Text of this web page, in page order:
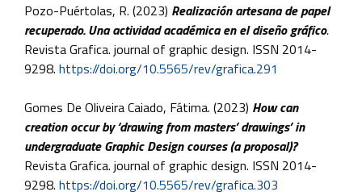
Pozo-Puértolas, R. (2023) Realización artesana de papel
recuperado. Una actividad académica en el diseño gráfico.
Revista Grafica. journal of graphic design. ISSN 2014-
9298. https://doi.org/10.5565/rev/grafica.291
Gomes De Oliveira Caiado, Fátima. (2023) How can
creation occur by ‘drawing from masters’ drawings’ in
undergraduate Graphic Design courses (a proposal)?
Revista Grafica. journal of graphic design. ISSN 2014-
9298. https://doi.org/10.5565/rev/grafica.303